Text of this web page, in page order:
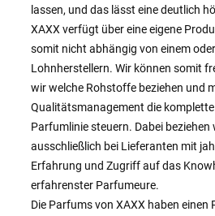
lassen, und das lässt eine deutlich
XAXX verfügt über eine eigene
somit nicht abhängig von einem
Lohnherstellern. Wir können somit
wir welche Rohstoffe beziehen und
Qualitätsmanagement die
Parfumlinie steuern. Dabei
ausschließlich bei Lieferanten mit
Erfahrung und Zugriff auf das
erfahrenster Parfumeure.
Die Parfums von XAXX haben